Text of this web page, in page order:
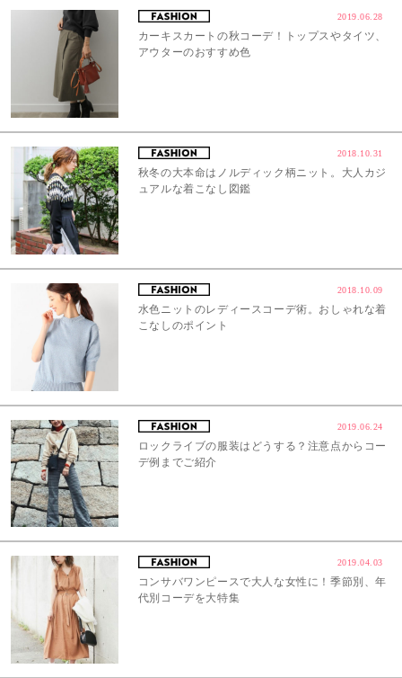
2019.06.28
カーキスカートの秋コーデ！トップスやタイツ、
アウターのおすすめ色
2018.10.31
秋冬の大本命はノルディック柄ニット。大人カジ
ュアルな着こなし図鑑
2018.10.09
水色ニットのレディースコーデ術。おしゃれな着
こなしのポイント
2019.06.24
ロックライブの服装はどうする？注意点からコー
デ例までご紹介
2019.04.03
コンサバワンピースで大人な女性に！季節別、年
代別コーデを大特集